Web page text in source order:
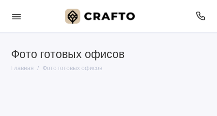
Фото готовых офисов
Главная Фото готовых офисов